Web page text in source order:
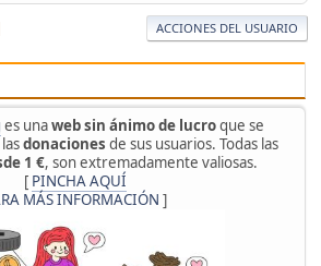
es unaweb sin ánimo de lucroque se
donaciones de sus usuarios. Todas las
1 €, son extremadamente valiosas.
[ PINCHA AQUÍ
MÁS INFORMACIÓN ]
ACCIONES DEL USUARIO